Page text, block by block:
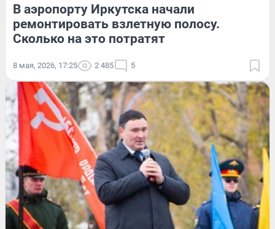
В аэропорту Иркутска начали
ремонтировать взлетную полосу.
Сколько на это потратят
8 мая, 2026, 17:25 2 485 5